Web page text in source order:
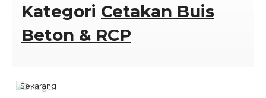
Kategori Cetakan Buis
Beton & RCP
Sekarang